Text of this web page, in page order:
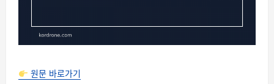
원문 바로가기